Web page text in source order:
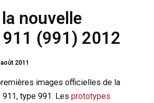
nouvelle
911 (991) 2012
2011
images officielles de la
type 991. Lesprototypes